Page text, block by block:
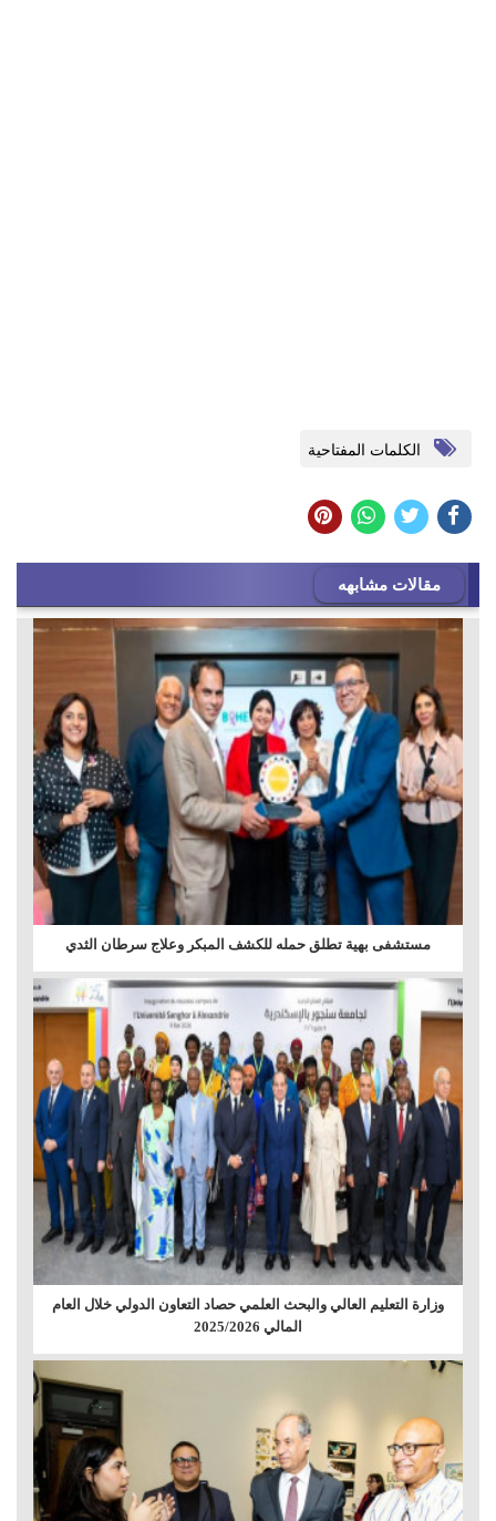
الكلمات المفتاحية
مقالات مشابهه
مستشفى بهية تطلق حمله للكشف المبكر وعلاج سرطان الثدي
وزارة التعليم العالي والبحث العلمي حصاد التعاون الدولي خلال العام
المالي 2025/2026